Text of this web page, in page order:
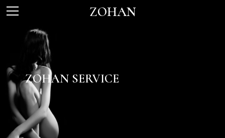
ZOHAN
ZOHAN SERVICE